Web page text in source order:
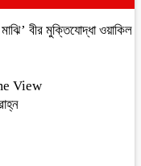
বীর মুক্তিযোদ্ধা ওয়াকিল
View